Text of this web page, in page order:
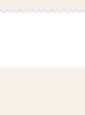
Spring
Spring